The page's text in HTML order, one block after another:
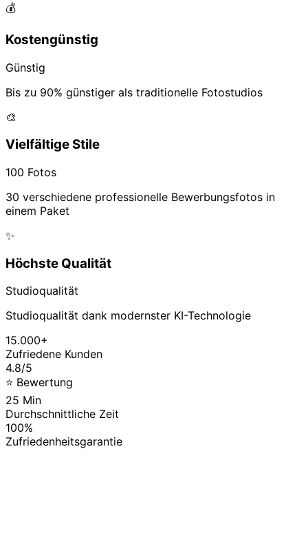
💰
Kostengünstig
Günstig
Bis zu 90% günstiger als traditionelle Fotostudios
🎨
Vielfältige Stile
100 Fotos
30 verschiedene professionelle Bewerbungsfotos in
einem Paket
✨
Höchste Qualität
Studioqualität
Studioqualität dank modernster KI-Technologie
15.000+
Zufriedene Kunden
4.8/5
⭐ Bewertung
25 Min
Durchschnittliche Zeit
100%
Zufriedenheitsgarantie